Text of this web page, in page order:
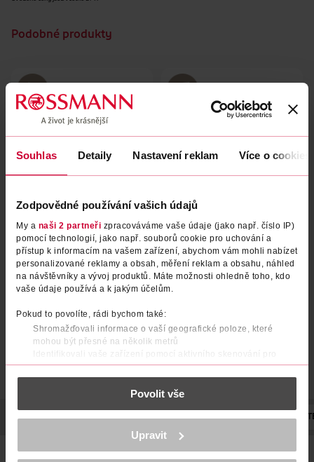
Souhlas Detaily Nastavení reklam Více o cookies
Zodpovědné používání vašich údajů
My a naši 2 partneři zpracováváme vaše údaje (jako např. číslo IP)
pomocí technologií, jako např. souborů cookie pro uchování a
přístup k informacím na vašem zařízení, abychom vám mohli nabízet
personalizované reklamy a obsah, měření reklam a obsahu, náhled
na návštěvníky a vývoj produktů. Máte možnosti ohledně toho, kdo
vaše údaje používá a k jakým účelům.
Pokud to povolíte, rádi bychom také:
Shromažďovali informace o vaší geografické poloze, které
mohou být přesné na několik metrů
Identifikovali vaše zařízení pomocí aktivního skenování pro
konkrétní charakteristiky (otisk prstu)
Zjistěte více o tom, jak zpracováváme vaše osobní údaje, a nastavte
části s podrobnostmi . Svůj souhlas můžete kdykoliv
K provozu stránek, personalizaci obsahu a reklam, funkcí sociálních
médií, analýze návštěvnosti, které mohou nést osobní údaje.
Více najdete vprohlášení o ochraně osobních údajů.
Povolit vše
Upravit
Podobné produkty
Rozjasňující oční sérum Vegan
collagen
AXIS-Y 10 ml
499 Kč
DO KOŠÍKU
Obj. č.: 1343267
Oční sérum Bio Eye Renewal
Serum DAY
Purity Vision 5 ml
Obj. č.: 1286045
POPIS POUŽITÍ SLOŽENÍ OBJEM VÝROBCE/
Naše první sérum zaměřené na oční okolí ČISTÁ KYSELINA